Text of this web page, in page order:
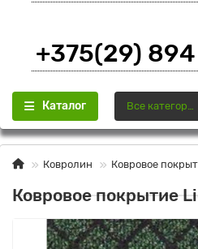
+375(29) 894
Каталог Все категории
Ковролин Ковровое
Ковровое покрытие